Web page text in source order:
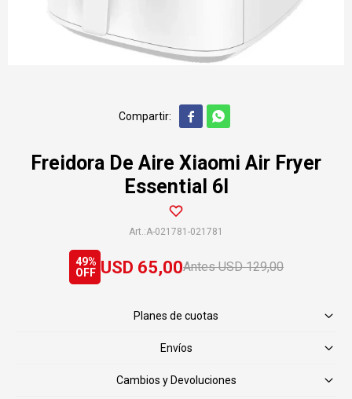
 
Freidora De Aire Xiaomi Air Fryer
Essential 6l
A-021781-021781
USD 65,00 USD 129,00
49
Planes de cuotas
Envíos
Cambios y Devoluciones